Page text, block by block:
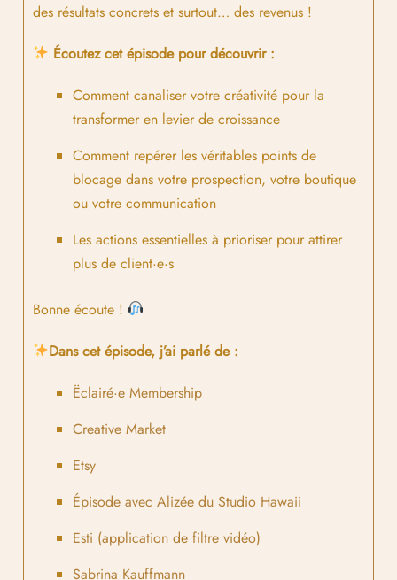
des résultats concrets et surtout… des revenus !
Écoutez cet épisode pour découvrir :
Comment canaliser votre créativité pour la
transformer en levier de croissance
Comment repérer les véritables points de
blocage dans votre prospection, votre boutique
ou votre communication
Les actions essentielles à prioriser pour attirer
plus de client·e·s
Bonne écoute !
Dans cet épisode, j’ai parlé de :
Ëclairé·e Membership
Creative Market
Etsy
Épisode avec Alizée du Studio Hawaii
Esti (application de filtre vidéo)
Sabrina Kauffmann